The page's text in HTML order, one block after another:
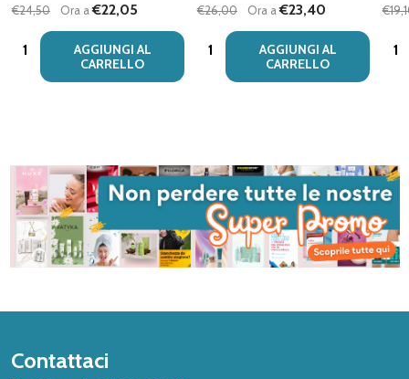
€24,50 Ora a€22,05
Quantità:
AGGIUNGI AL
CARRELLO
€26,00 Ora a€23,40
Quantità:
AGGIUNGI AL
CARRELLO
Inizio
Contattaci